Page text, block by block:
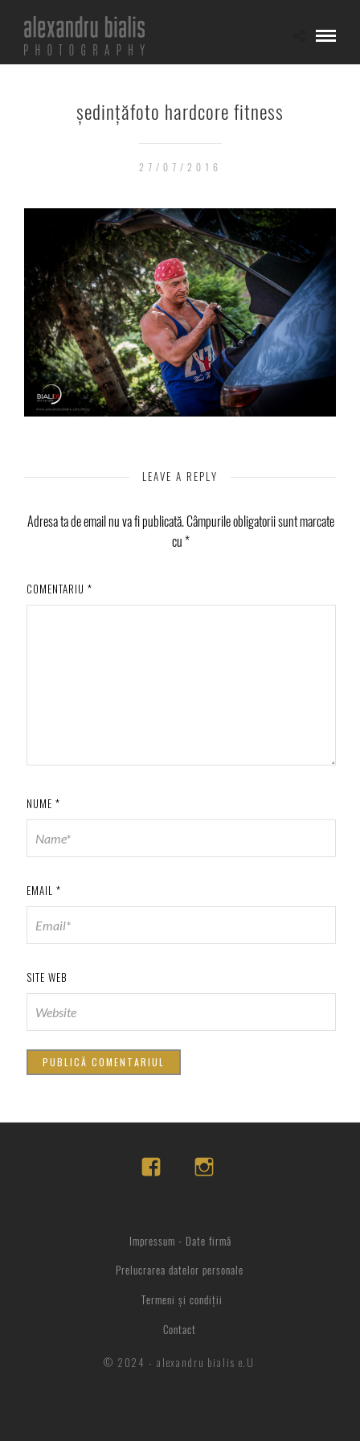
ședințăfoto hardcore fitness
27/07/2016
LEAVE A REPLY
Adresa ta de email nu va fi publicată.Câmpurile obligatorii sunt marcate
cu*
COMENTARIU *
NUME *
EMAIL *
SITE WEB
Prelucrarea datelor personale
Impressum - Date firmă
© 2024 - alexandru bialis e.U
Contact
Termeni și condiții